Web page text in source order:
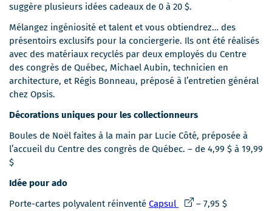
suggère plusieurs idées cadeaux de 0 à 20 $.
Mélangez ingéniosité et talent et vous obtiendrez… des
présentoirs exclusifs pour la conciergerie. Ils ont été réalisés
avec des matériaux recyclés par deux employés du Centre
des congrès de Québec, Michael Aubin, technicien en
architecture, et Régis Bonneau, préposé à l’entretien général
chez Opsis.
Décorations uniques pour les collectionneurs
Boules de Noël faites à la main par Lucie Côté, préposée à
l’accueil du Centre des congrès de Québec. – de 4,99 $ à 19,99
$
Idée pour ado
Porte-cartes polyvalent réinventé Capsul
Ce
– 7,95 $